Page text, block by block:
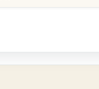
のベビーカー持込み